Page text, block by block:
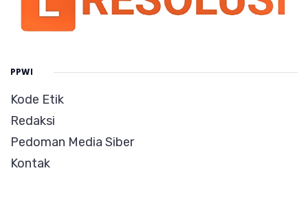
PPWI
Kode Etik
Redaksi
Pedoman Media Siber
Kontak